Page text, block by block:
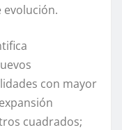
con mayor
cuadrados;